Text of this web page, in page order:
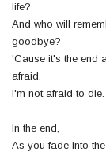
life?
And who will
goodbye?
'Cause it's the end
afraid.
I'm not afraid to die.
In the end,
As you fade into